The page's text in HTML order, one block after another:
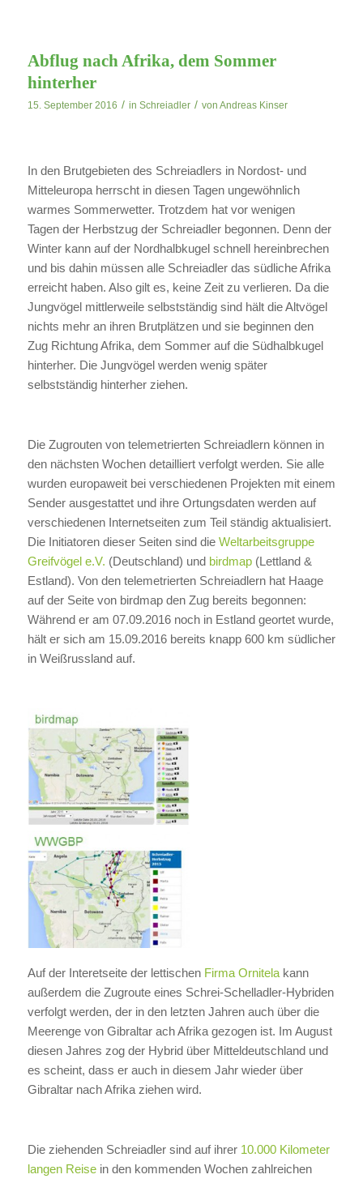
Abflug nach Afrika, dem Sommer
hinterher
15. September 2016 / in Schreiadler / von Andreas Kinser
In den Brutgebieten des Schreiadlers in Nordost- und
Mitteleuropa herrscht in diesen Tagen ungewöhnlich
warmes Sommerwetter. Trotzdem hat vor wenigen
Tagen der Herbstzug der Schreiadler begonnen. Denn der
Winter kann auf der Nordhalbkugel schnell hereinbrechen
und bis dahin müssen alle Schreiadler das südliche Afrika
erreicht haben. Also gilt es, keine Zeit zu verlieren. Da die
Jungvögel mittlerweile selbstständig sind hält die Altvögel
nichts mehr an ihren Brutplätzen und sie beginnen den
Zug Richtung Afrika, dem Sommer auf die Südhalbkugel
hinterher. Die Jungvögel werden wenig später
selbstständig hinterher ziehen.
Die Zugrouten von telemetrierten Schreiadlern können in
den nächsten Wochen detailliert verfolgt werden. Sie alle
wurden europaweit bei verschiedenen Projekten mit einem
Sender ausgestattet und ihre Ortungsdaten werden auf
verschiedenen Internetseiten zum Teil ständig aktualisiert.
Die Initiatoren dieser Seiten sind die Weltarbeitsgruppe
Greifvögel e.V. (Deutschland) und birdmap(Lettland &
Estland). Von den telemetrierten Schreiadlern hat Haage
auf der Seite von birdmap den Zug bereits begonnen:
Während er am 07.09.2016 noch in Estland geortet wurde,
hält er sich am 15.09.2016 bereits knapp 600 km südlicher
in Weißrussland auf.
Auf der Interetseite der lettischen Firma Ornitelakann
außerdem die Zugroute eines Schrei-Schelladler-Hybriden
verfolgt werden, der in den letzten Jahren auch über die
Meerenge von Gibraltar ach Afrika gezogen ist. Im August
diesen Jahres zog der Hybrid über Mitteldeutschland und
es scheint, dass er auch in diesem Jahr wieder über
Gibraltar nach Afrika ziehen wird.
Die ziehenden Schreiadler sind auf ihrer 10.000 Kilometer
langen Reisein den kommenden Wochen zahlreichen